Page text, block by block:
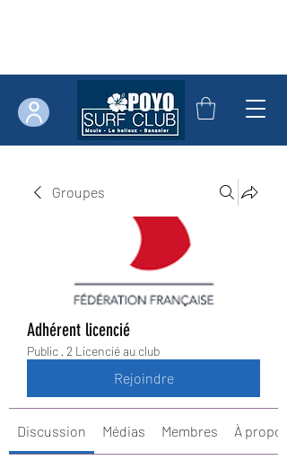
Groupes
Adhérent licencié
Public · 2 Licencié au club
Rejoindre
Discussion Médias Membres À propos